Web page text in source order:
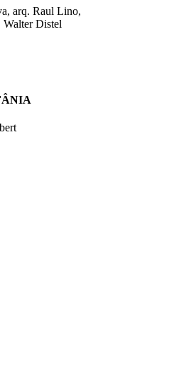
arq. Raul Lino,
Walter Distel